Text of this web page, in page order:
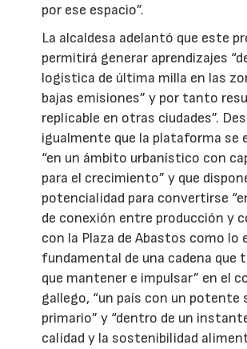
por ese espacio”.
La alcaldesa adelantó que este
permitirá generar aprendizajes
logística de última milla en las
bajas emisiones” y por tanto
replicable en otras ciudades”.
igualmente que la plataforma se
“en un ámbito urbanístico con
para el crecimiento” y que
potencialidad para convertirse
de conexión entre producción y
con la Plaza de Abastos como lo
fundamental de una cadena que
que mantener e impulsar” en el
gallego, “un país con un potente
primario” y “dentro de un
calidad y la sostenibilidad